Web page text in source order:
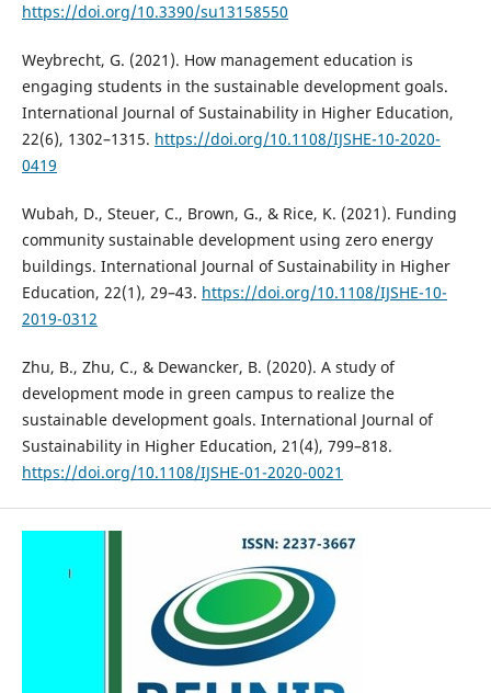
https://doi.org/10.3390/su13158550
Weybrecht, G. (2021). How management education is
engaging students in the sustainable development goals.
International Journal of Sustainability in Higher Education,
22(6), 1302–1315. https://doi.org/10.1108/IJSHE-10-2020-
0419
Wubah, D., Steuer, C., Brown, G., & Rice, K. (2021). Funding
community sustainable development using zero energy
buildings. International Journal of Sustainability in Higher
Education, 22(1), 29–43. https://doi.org/10.1108/IJSHE-10-
2019-0312
Zhu, B., Zhu, C., & Dewancker, B. (2020). A study of
development mode in green campus to realize the
sustainable development goals. International Journal of
Sustainability in Higher Education, 21(4), 799–818.
https://doi.org/10.1108/IJSHE-01-2020-0021